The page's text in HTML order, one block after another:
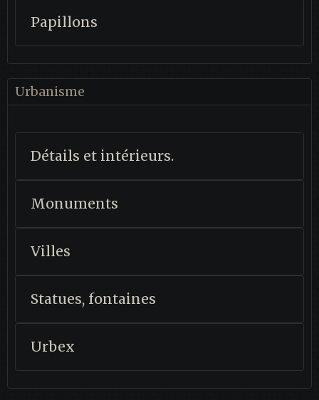
Papillons
Urbanisme
Détails et intérieurs.
Monuments
Villes
Statues, fontaines
Urbex